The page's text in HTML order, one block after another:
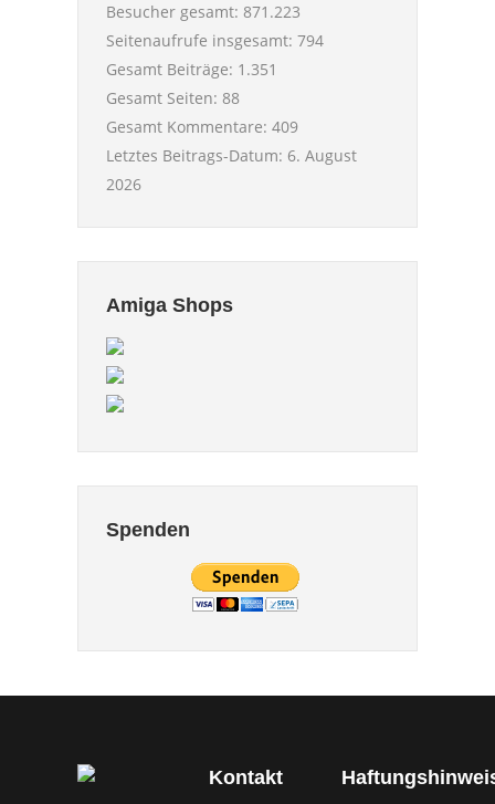
Besucher gesamt: 871.223
Seitenaufrufe insgesamt: 794
Gesamt Beiträge: 1.351
Gesamt Seiten: 88
Gesamt Kommentare: 409
Letztes Beitrags-Datum: 6. August
2026
Amiga Shops
Spenden
Kontakt